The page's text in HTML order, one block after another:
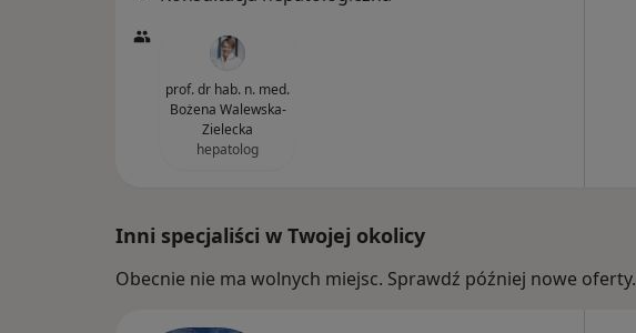
prof. dr hab. n. med.
Bożena Walewska-
Zielecka
hepatolog
Inni specjaliści w Twojej okolicy
Obecnie nie ma wolnych miejsc. Sprawdź później nowe oferty.